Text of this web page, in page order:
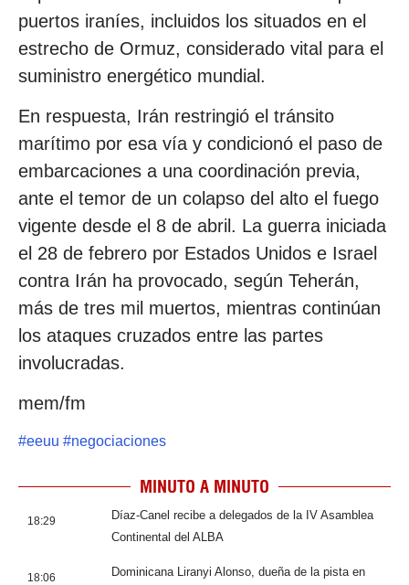
puertos iraníes, incluidos los situados en el
estrecho de Ormuz, considerado vital para el
suministro energético mundial.
En respuesta, Irán restringió el tránsito
marítimo por esa vía y condicionó el paso de
embarcaciones a una coordinación previa,
ante el temor de un colapso del alto el fuego
vigente desde el 8 de abril. La guerra iniciada
el 28 de febrero por Estados Unidos e Israel
contra Irán ha provocado, según Teherán,
más de tres mil muertos, mientras continúan
los ataques cruzados entre las partes
involucradas.
mem/fm
#eeuu #negociaciones
MINUTO A MINUTO
18:29
Díaz-Canel recibe a delegados de la IV Asamblea
Continental del ALBA
18:06
Dominicana Liranyi Alonso, dueña de la pista en